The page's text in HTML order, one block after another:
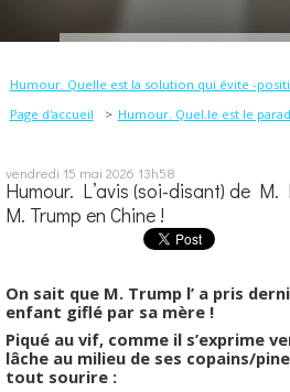
Humour. Quelle est la solution qui évite -
Page d'accueil
Humour. Quel.le est le
vendredi 15 mai 2026 13h58
Humour. L’avis (soi-disant) de
M. Trump en Chine !
On sait que M. Trump l’ a pris
enfant giflé par sa mère !
Piqué au vif, comme il s’exprime
lâche au milieu de ses copains/
tout sourire :